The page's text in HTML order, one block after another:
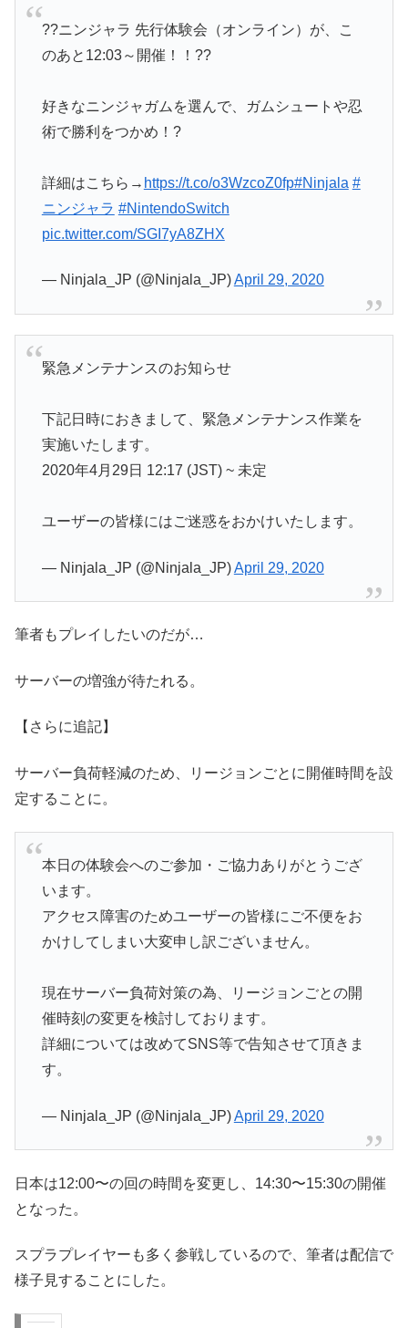
??ニンジャラ 先行体験会（オンライン）が、こ
のあと12:03～開催！！??
好きなニンジャガムを選んで、ガムシュートや忍
術で勝利をつかめ！?
詳細はこちら→ https://t.co/o3WzcoZ0fp#Ninjala #
ニンジャラ #NintendoSwitch
pic.twitter.com/SGI7yA8ZHX
— Ninjala_JP (@Ninjala_JP)April 29, 2020
緊急メンテナンスのお知らせ
下記日時におきまして、緊急メンテナンス作業を
実施いたします。
2020年4月29日 12:17 (JST) ~ 未定
ユーザーの皆様にはご迷惑をおかけいたします。
— Ninjala_JP (@Ninjala_JP)April 29, 2020
筆者もプレイしたいのだが…
サーバーの増強が待たれる。
【さらに追記】
サーバー負荷軽減のため、リージョンごとに開催時間を設
定することに。
本日の体験会へのご参加・ご協力ありがとうござ
います。
アクセス障害のためユーザーの皆様にご不便をお
かけしてしまい大変申し訳ございません。
現在サーバー負荷対策の為、リージョンごとの開
催時刻の変更を検討しております。
詳細については改めてSNS等で告知させて頂きま
す。
— Ninjala_JP (@Ninjala_JP)April 29, 2020
日本は12:00〜の回の時間を変更し、14:30〜15:30の開催
となった。
スプラプレイヤーも多く参戦しているので、筆者は配信で
様子見することにした。